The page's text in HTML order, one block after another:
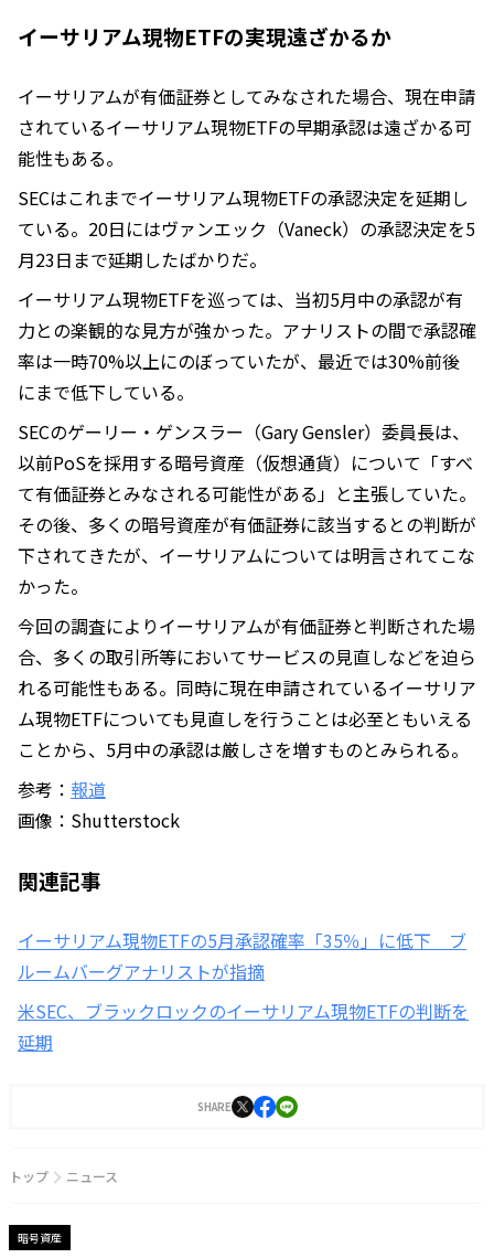
イーサリアム現物ETFの実現遠ざかるか
イーサリアムが有価証券としてみなされた場合、現在申請
されているイーサリアム現物ETFの早期承認は遠ざかる可
能性もある。
SECはこれまでイーサリアム現物ETFの承認決定を延期し
ている。20日にはヴァンエック（Vaneck）の承認決定を5
月23日まで延期したばかりだ。
イーサリアム現物ETFを巡っては、当初5月中の承認が有
力との楽観的な見方が強かった。アナリストの間で承認確
率は一時70%以上にのぼっていたが、最近では30%前後
にまで低下している。
SECのゲーリー・ゲンスラー（Gary Gensler）委員長は、
以前PoSを採用する暗号資産（仮想通貨）について「すべ
て有価証券とみなされる可能性がある」と主張していた。
その後、多くの暗号資産が有価証券に該当するとの判断が
下されてきたが、イーサリアムについては明言されてこな
かった。
今回の調査によりイーサリアムが有価証券と判断された場
合、多くの取引所等においてサービスの見直しなどを迫ら
れる可能性もある。同時に現在申請されているイーサリア
ム現物ETFについても見直しを行うことは必至ともいえる
ことから、5月中の承認は厳しさを増すものとみられる。
参考： 報道
画像：Shutterstock
関連記事
イーサリアム現物ETFの5月承認確率「35％」に低下 ブ
ルームバーグアナリストが指摘
米SEC、ブラックロックのイーサリアム現物ETFの判断を
延期
SHARE
トップ ニュース
暗号資産